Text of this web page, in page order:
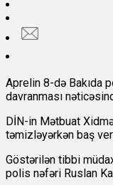
Aprelin 8-də Bakıda
davranması
DİN-in Mətbuat
təmizləyərkən baş
Göstərilən tibbi
polis nəfəri Ruslan